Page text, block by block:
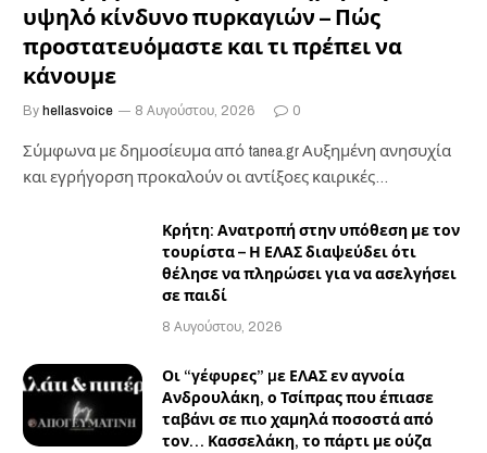
υψηλό κίνδυνο πυρκαγιών – Πώς
προστατευόμαστε και τι πρέπει να
κάνουμε
By hellasvoice 8 Αυγούστου, 2026 0
Σύμφωνα με δημοσίευμα από tanea.gr Αυξημένη ανησυχία
και εγρήγορση προκαλούν οι αντίξοες καιρικές
Κρήτη: Ανατροπή στην υπόθεση με τον
τουρίστα – Η ΕΛΑΣ διαψεύδει ότι
θέλησε να πληρώσει για να ασελγήσει
σε παιδί
8 Αυγούστου, 2026
Οι “γέφυρες” µε ΕΛΑΣ εν αγνοία
Ανδρουλάκη, ο Τσίπρας που έπιασε
ταβάνι σε πιο χαμηλά ποσοστά από
τον… Κασσελάκη, το πάρτι με ούζα